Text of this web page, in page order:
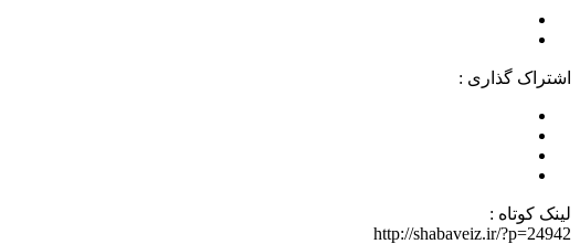
اشتراک گذاری :
لینک کوتاه :
http://shabaveiz.ir/?p=24942